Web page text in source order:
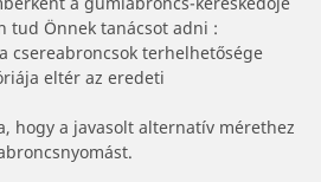
tud Önnek tanácsot adni :
csereabroncsok terhelhetősége
eltér az eredeti
hogy a javasolt alternatív mérethez